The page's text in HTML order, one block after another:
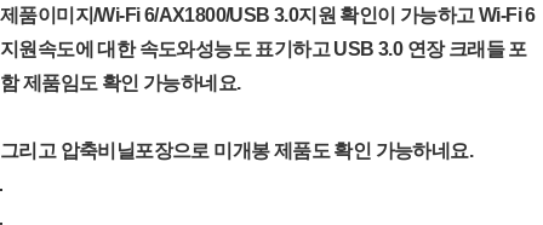
제품이미지/Wi-Fi 6/AX1800/USB 3.0지원 확인이 가능하고 Wi-Fi 6
지원속도에 대한 속도와성능도 표기하고 USB 3.0 연장 크래들 포
함 제품임도 확인 가능하네요.
그리고 압축비닐포장으로 미개봉 제품도 확인 가능하네요.